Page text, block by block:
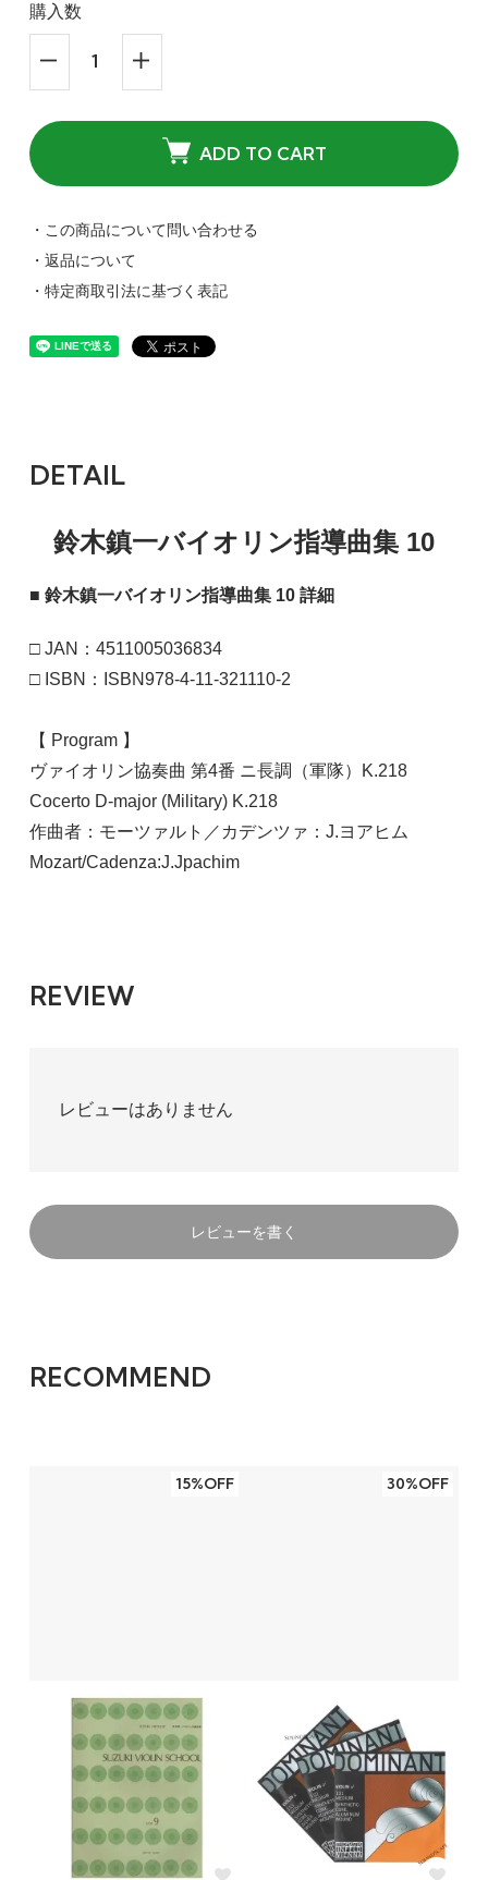
購入数
ADD TO CART
・この商品について問い合わせる
・返品について
・特定商取引法に基づく表記
DETAIL
鈴木鎮一バイオリン指導曲集 10
■ 鈴木鎮一バイオリン指導曲集 10 詳細
□ JAN：4511005036834
□ ISBN：ISBN978-4-11-321110-2
【 Program 】
ヴァイオリン協奏曲 第4番 ニ長調（軍隊）K.218
Cocerto D-major (Military) K.218
作曲者：モーツァルト／カデンツァ：J.ヨアヒム
Mozart/Cadenza:J.Jpachim
REVIEW
レビューはありません
レビューを書く
RECOMMEND
15%OFF 30%OFF